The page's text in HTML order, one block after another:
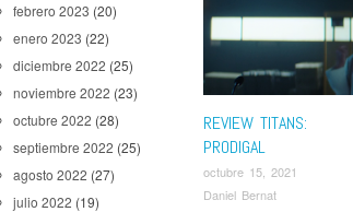
febrero 2023 (20)
enero 2023 (22)
diciembre 2022 (25)
noviembre 2022 (23)
octubre 2022 (28)
septiembre 2022 (25)
agosto 2022 (27)
julio 2022 (19)
REVIEW TITANS:
PRODIGAL
octubre 15, 2021
Daniel Bernat